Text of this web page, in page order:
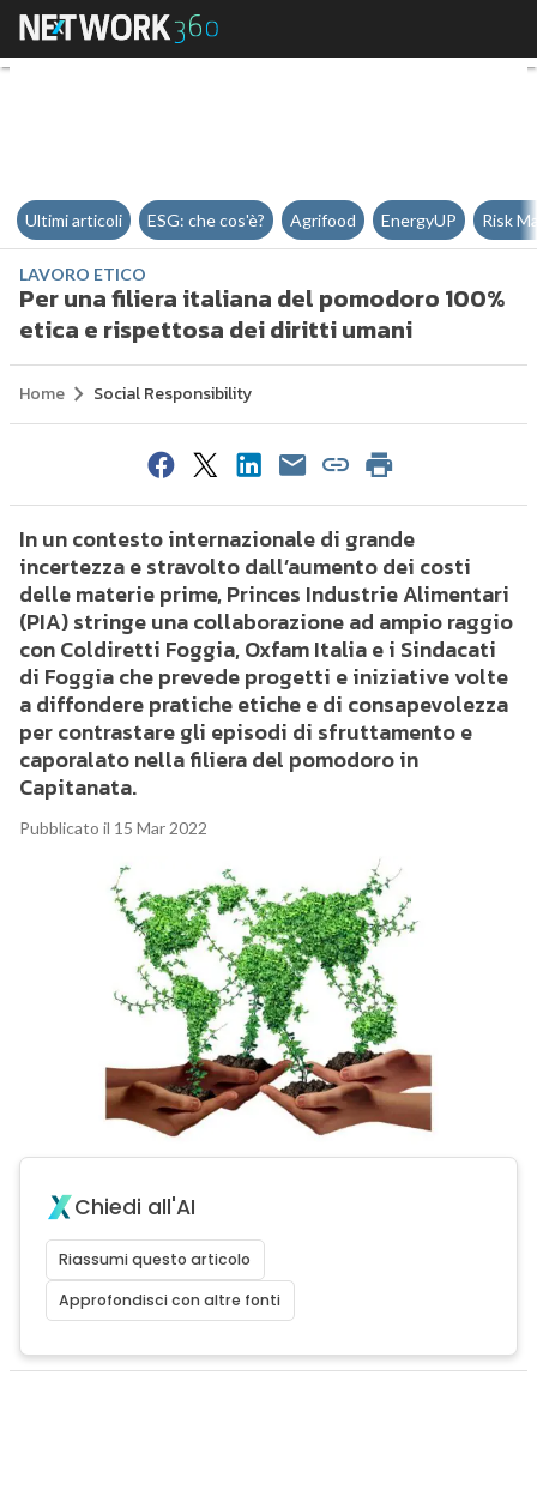
Per una filiera italiana del
Ultimi articoli ESG: che cos'è? Agrifood EnergyUP Risk
LAVORO ETICO
Per una filiera italiana del pomodoro 100%
etica e rispettosa dei diritti umani
Home Social Responsibility
In un contesto internazionale di grande
incertezza e stravolto dall’aumento dei costi
delle materie prime, Princes Industrie Alimentari
(PIA) stringe una collaborazione ad ampio raggio
con Coldiretti Foggia, Oxfam Italia e i Sindacati
di Foggia che prevede progetti e iniziative volte
a diffondere pratiche etiche e di consapevolezza
per contrastare gli episodi di sfruttamento e
caporalato nella filiera del pomodoro in
Capitanata.
Pubblicato il 15 Mar 2022
Chiedi all'AI
Riassumi questo articolo
Approfondisci con altre fonti